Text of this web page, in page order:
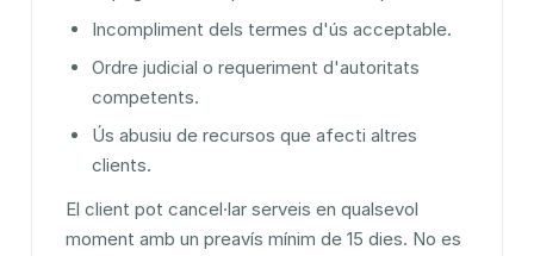
Incompliment dels termes d'ús acceptable.
Ordre judicial o requeriment d'autoritats
competents.
Ús abusiu de recursos que afecti altres
clients.
El client pot cancel·lar serveis en qualsevol
moment amb un preavís mínim de 15 dies. No es